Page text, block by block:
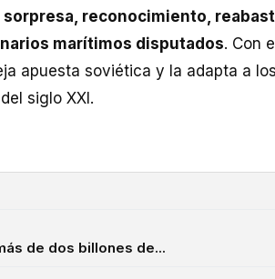
sorpresa, reconocimiento,
marítimos disputados. Con
apuesta soviética y la adapta a
siglo XXI.
de dos billones de...